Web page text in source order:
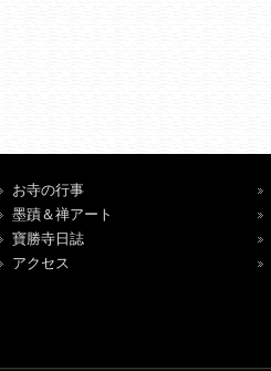
お寺の行事
墨蹟＆禅アート
寶勝寺日誌
アクセス